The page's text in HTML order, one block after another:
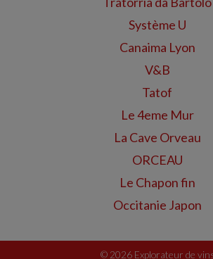
Système U
Canaima Lyon
V&B
Tatof
Le 4eme Mur
La Cave Orveau
ORCEAU
Le Chapon fin
Occitanie Japon
©2026 Explorateur de